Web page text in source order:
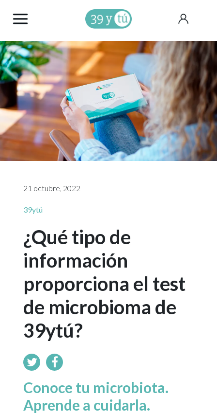
21 octubre, 2022
39ytú
¿Qué tipo de
información
proporciona el test
de microbioma de
39ytú?
Conoce tu microbiota.
Aprende a cuidarla.